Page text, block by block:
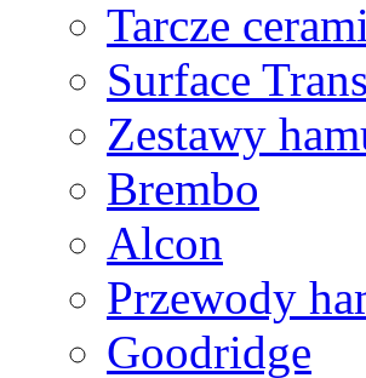
Tarcze
Surface
Zestawy
Brembo
Alcon
Przewody
Goodridge